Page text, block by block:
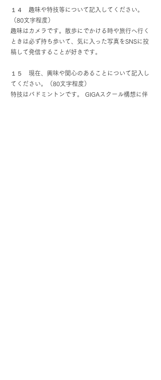
１４ 趣味や特技等について記入してください。
（80文字程度）
趣味はカメラです。散歩にでかける時や旅行へ行く
ときは必ず持ち歩いて、気に入った写真をSNSに投
稿して発信することが好きです。
１５ 現在、興味や関心のあることについて記入し
てください。（80文字程度）
特技はバドミントンです。 GIGAスクール構想に伴